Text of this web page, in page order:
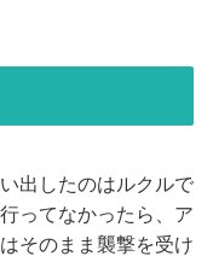
出したのはルクルで
ってなかったら、ア
そのまま襲撃を受け